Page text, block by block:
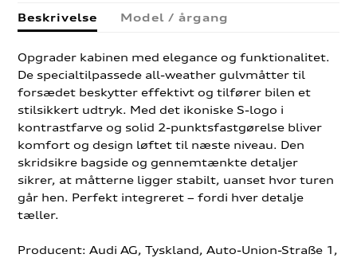
Beskrivelse Model / årgang
Opgrader kabinen med elegance og funktionalitet.
De specialtilpassede all-weather gulvmåtter til
forsædet beskytter effektivt og tilfører bilen et
stilsikkert udtryk. Med det ikoniske S-logo i
kontrastfarve og solid 2-punktsfastgørelse bliver
komfort og design løftet til næste niveau. Den
skridsikre bagside og gennemtænkte detaljer
sikrer, at måtterne ligger stabilt, uanset hvor turen
går hen. Perfekt integreret – fordi hver detalje
tæller.
Producent: Audi AG, Tyskland, Auto-Union-Straße 1,